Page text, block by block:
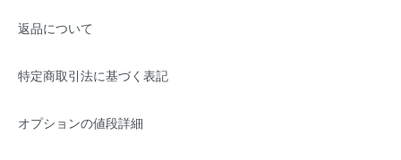
返品について
特定商取引法に基づく表記
オプションの値段詳細